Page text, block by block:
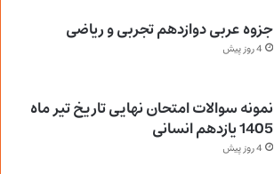
جزوه عربی دوازدهم تجربی و ریاضی
4 روز پیش
نمونه سوالات امتحان نهایی تاریخ تیر ماه
1405 یازدهم انسانی
4 روز پیش